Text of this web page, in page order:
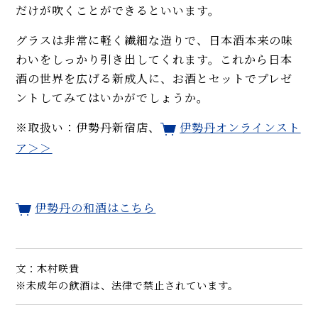
だけが吹くことができるといいます。
グラスは非常に軽く繊細な造りで、日本酒本来の味
わいをしっかり引き出してくれます。これから日本
酒の世界を広げる新成人に、お酒とセットでプレゼ
ントしてみてはいかがでしょうか。
※取扱い：伊勢丹新宿店、
伊勢丹オンラインスト
ア＞＞
伊勢丹の和酒はこちら
文：木村咲貴
※未成年の飲酒は、法律で禁止されています。